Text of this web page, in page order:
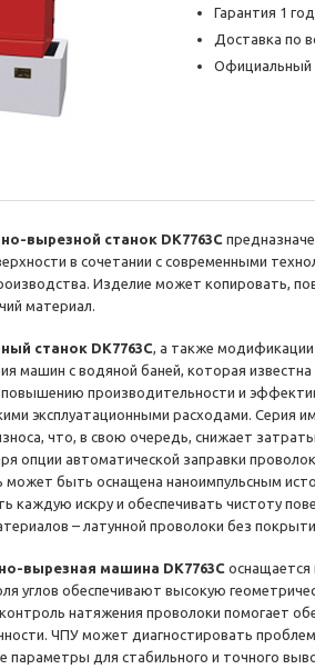
Гарантия 1 год
Доставка по
Официальный
вырезной станок DK7763C
в сочетании с современными
Изделие может копировать,
материал.
станок DK7763C, а также модификации
машин с водяной баней, которая
повышению производительности и
эксплуатационными расходами. Серия
что, в свою очередь, снижает
опции автоматической заправки
быть оснащена наноимпульсным
искру и обеспечивать чистоту
– латунной проволоки без
вырезная машина DK7763C оснащается
углов обеспечивают высокую
натяжения проволоки помогает
ЧПУ может диагностировать
параметры для стабильного и точного